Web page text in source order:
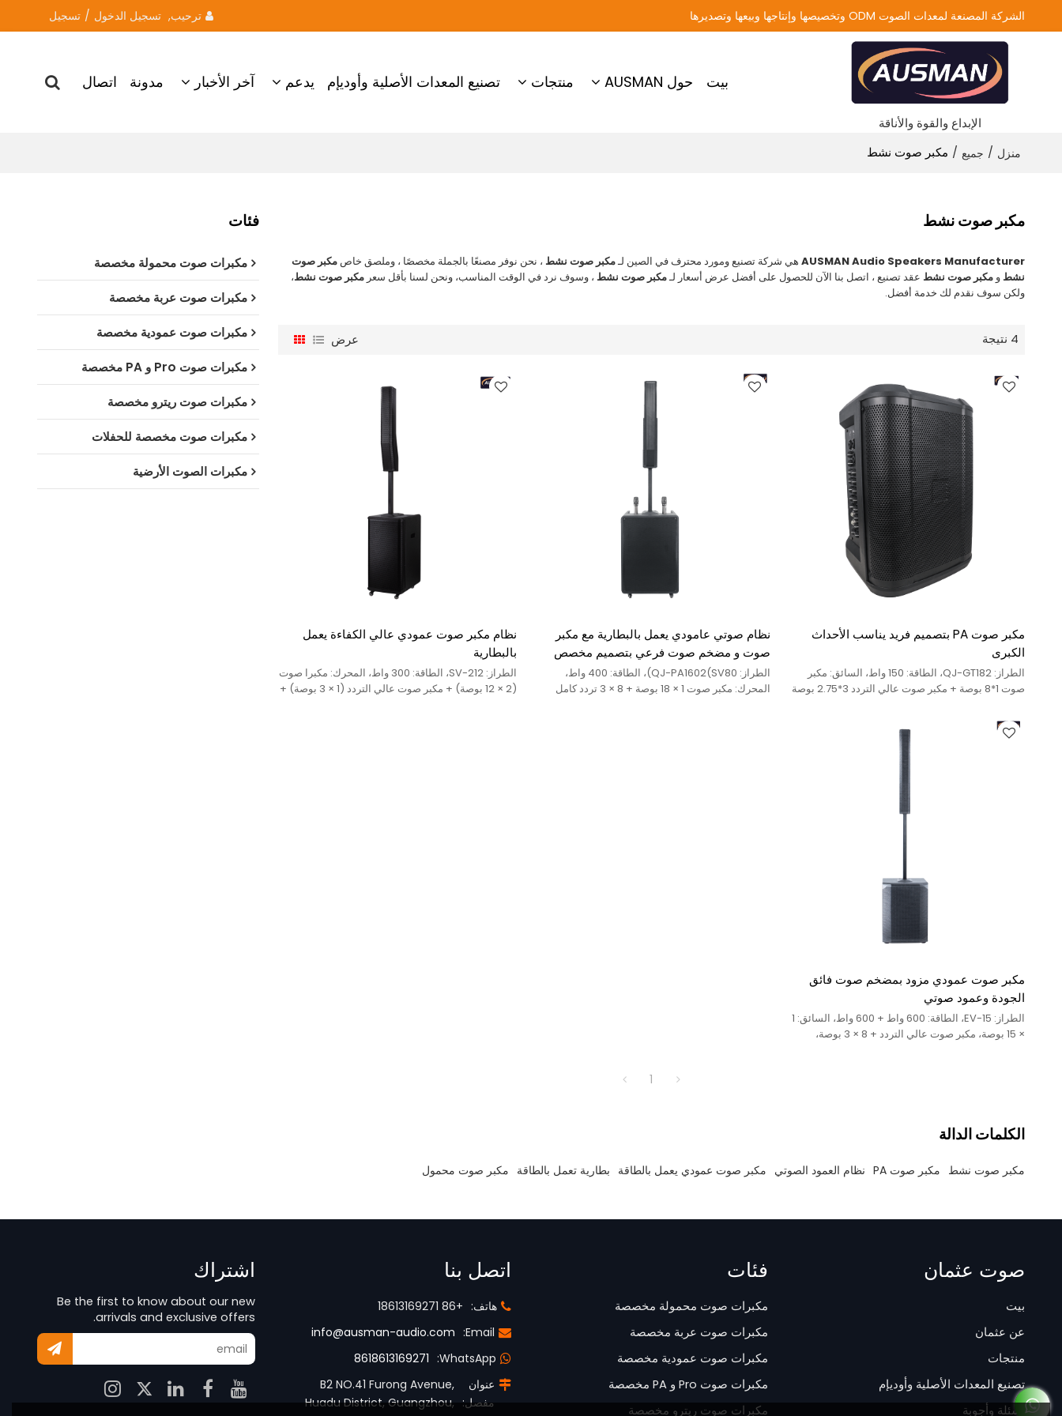
الشركة المصنعة لمعدات الصوت ODM وتخصيصها وإنتاجها وبيعها وتصديرها ترحيب, تسجيل الدخول / تسجيل
الإبداع والقوة والأناقة
بيت حول AUSMAN منتجات تصنيع المعدات الأصلية وأوديإم يدعم آخر الأخبار مدونة اتصال
منزل / جميع / مكبر صوت نشط
فئات
مكبرات صوت محمولة مخصصة
مكبرات صوت عربة مخصصة
مكبرات صوت عمودية مخصصة
مكبرات صوت Pro و PA مخصصة
مكبرات صوت ريترو مخصصة
مكبرات صوت مخصصة للحفلات
مكبرات الصوت الأرضية
مكبر صوت نشط
AUSMAN Audio Speakers Manufacturerهي شركة تصنيع ومورد محترف في الصين لـمكبر صوت نشط ، نحن نوفر مصنعًا بالجملة مخصصًا ، وملصق خاص مكبر صوت
نشط و مكبر صوت نشط عقد تصنيع ، اتصل بنا الآن للحصول على أفضل عرض أسعار لـمكبر صوت نشط ، وسوف نرد في الوقت المناسب، ونحن لسنا بأقل سعر مكبر صوت نشط،
ولكن سوف نقدم لك خدمة أفضل.
4 نتيجة عرض
مكبر صوت PA بتصميم فريد يناسب الأحداث
الكبرى
الطراز: QJ-GT182، الطاقة: 150 واط، السائق: مكبر
صوت 1*8 بوصة + مكبر صوت عالي التردد 3*2.75 بوصة
نظام صوتي عامودي يعمل بالبطارية مع مكبر
صوت و مضخم صوت فرعي بتصميم مخصص
الطراز: QJ-PA1602(SV80)، الطاقة: 400 واط،
المحرك: مكبر صوت 1 × 18 بوصة + 8 × 3 تردد كامل
نظام مكبر صوت عمودي عالي الكفاءة يعمل
بالبطارية
الطراز: SV-212، الطاقة: 300 واط، المحرك: مكبرا صوت
(2 × 12 بوصة) + مكبر صوت عالي التردد (1 × 3 بوصة) +
مكبر صوت عمودي مزود بمضخم صوت فائق
الجودة وعمود صوتي
الطراز: EV-15، الطاقة: 600 واط + 600 واط، السائق: 1
× 15 بوصة، مكبر صوت عالي التردد + 8 × 3 بوصة،
1
الكلمات الدالة
مكبر صوت نشط مكبر صوت PA نظام العمود الصوتي مكبر صوت عمودي يعمل بالطاقة بطارية تعمل بالطاقة مكبر صوت محمول
صوت عثمان
بيت
عن عثمان
منتجات
تصنيع المعدات الأصلية وأوديإم
أسئلة وأجوبة
فئات
مكبرات صوت محمولة مخصصة
مكبرات صوت عربة مخصصة
مكبرات صوت عمودية مخصصة
مكبرات صوت Pro و PA مخصصة
مكبرات صوت ريترو مخصصة
اتصل بنا
هاتف: +86 18613169271
Email:
info@ausman-audio.com
WhatsApp:
8618613169271
عنوان
مفصل:
B2 NO.41 Furong Avenue,
Huadu District, Guangzhou,
اشتراك
Be the first to know about our new
arrivals and exclusive offers.